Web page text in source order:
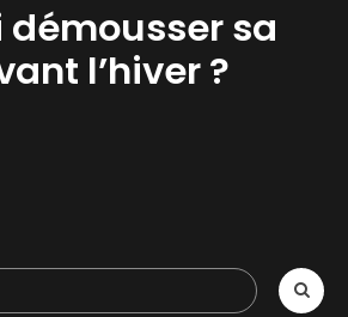
démousser sa
l’hiver ?